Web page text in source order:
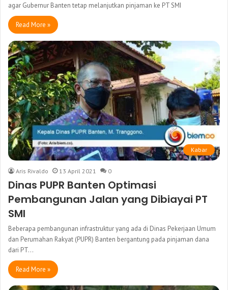
agar Gubernur Banten tetap melanjutkan pinjaman ke PT SMI
Read More »
Kabar
Aris Rivaldo 13 April 2021 0
Dinas PUPR Banten Optimasi
Pembangunan Jalan yang Dibiayai PT
SMI
Beberapa pembangunan infrastruktur yang ada di Dinas Pekerjaan Umum
dan Perumahan Rakyat (PUPR) Banten bergantung pada pinjaman dana
dari PT…
Read More »